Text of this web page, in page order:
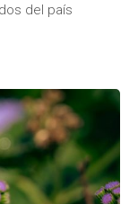
del país